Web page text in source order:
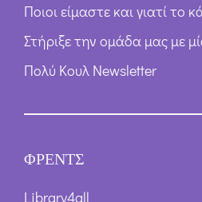
Ποιοι είμαστε και γιατί το
Στήριξε την ομάδα μας με
Πολύ Κουλ Newsletter
ΦΡΕΝΤΣ
Library4all